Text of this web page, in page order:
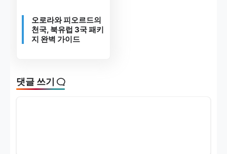
오로라와 피오르드의
천국, 북유럽 3국 패키
지 완벽 가이드
댓글 쓰기